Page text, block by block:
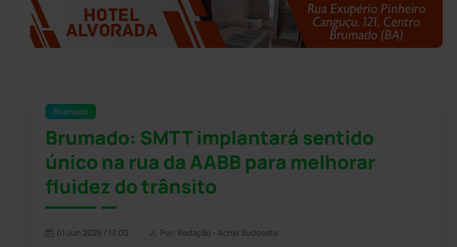
Brumado
Brumado: SMTT implantará sentido
único na rua da AABB para melhorar
fluidez do trânsito
01 Jun 2026 / 17:00 Por: Redação - Achei Sudoeste